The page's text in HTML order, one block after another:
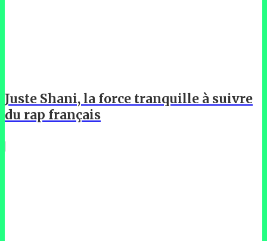
Juste Shani, la force tranquille à suivre
du rap français